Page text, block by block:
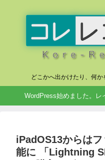
どこかへ出かけたり、何
WordPress始めました。レ
iPadOS13からは
能に 「Lightning